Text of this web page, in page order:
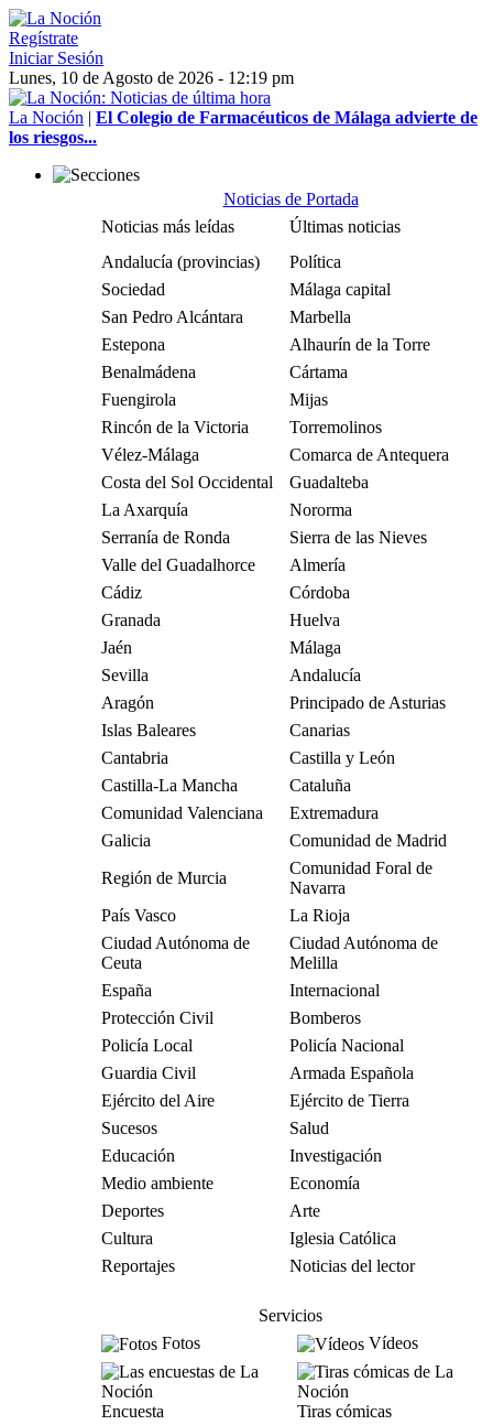
Regístrate
Iniciar Sesión
Lunes, 10 de Agosto de 2026 - 12:19 pm
La Noción | El Colegio de Farmacéuticos de Málaga advierte de
los riesgos...
Noticias de Portada
Noticias más leídas
Últimas noticias
Andalucía (provincias)
Política
Sociedad
Málaga capital
San Pedro Alcántara
Marbella
Estepona
Alhaurín de la Torre
Benalmádena
Cártama
Fuengirola
Mijas
Rincón de la Victoria
Torremolinos
Vélez-Málaga
Comarca de Antequera
Costa del Sol Occidental
Guadalteba
La Axarquía
Nororma
Serranía de Ronda
Sierra de las Nieves
Valle del Guadalhorce
Almería
Cádiz
Córdoba
Granada
Huelva
Jaén
Málaga
Sevilla
Andalucía
Aragón
Principado de Asturias
Islas Baleares
Canarias
Cantabria
Castilla y León
Castilla-La Mancha
Cataluña
Comunidad Valenciana
Extremadura
Galicia
Comunidad de Madrid
Región de Murcia
Comunidad Foral de
Navarra
País Vasco
La Rioja
Ciudad Autónoma de
Ceuta
Ciudad Autónoma de
Melilla
España
Internacional
Protección Civil
Bomberos
Policía Local
Policía Nacional
Guardia Civil
Armada Española
Ejército del Aire
Ejército de Tierra
Sucesos
Salud
Educación
Investigación
Medio ambiente
Economía
Deportes
Arte
Cultura
Iglesia Católica
Reportajes
Noticias del lector
Servicios
Fotos
Vídeos
Encuesta Tiras cómicas